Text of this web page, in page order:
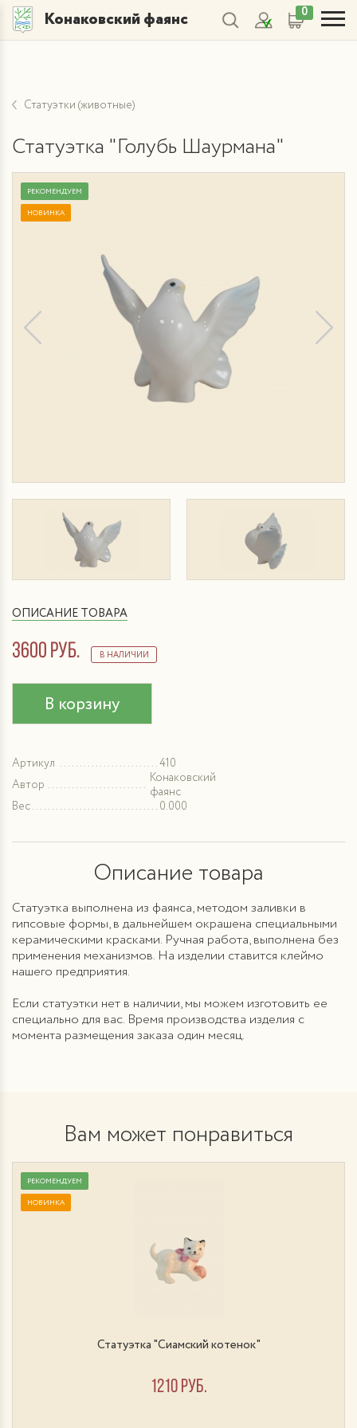
Конаковский фаянс 0
Статуэтки (животные)
Статуэтка "Голубь Шаурмана"
РЕКОМЕНДУЕМ
НОВИНКА
ОПИСАНИЕ ТОВАРА
3600 руб. В НАЛИЧИИ
В корзину
Артикул
410
Автор
Конаковский
фаянс
Вес
0.000
Описание товара
Статуэтка выполнена из фаянса, методом заливки в
гипсовые формы, в дальнейшем окрашена специальными
керамическими красками. Ручная работа, выполнена без
применения механизмов. На изделии ставится клеймо
нашего предприятия.
Если статуэтки нет в наличии, мы можем изготовить ее
специально для вас. Время производства изделия с
момента размещения заказа один месяц.
Вам может понравиться
РЕКОМЕНДУЕМ
НОВИНКА
Статуэтка "Сиамский котенок"
1210 руб.